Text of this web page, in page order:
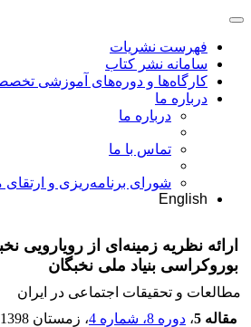
فهرست نشریات
سامانه نشر کتاب
کارگاه‌ها و دوره‌های آموزشی
درباره ما
درباره ما
تماس با ما
شورای برنامه‌ریزی و
English
ارائه نظریه زمینه‌ای از رویارویی
بوروکراسی بنیاد ملی نخبگان
مطالعات و تحقیقات اجتماعی در ایران
مقاله 5
، دوره 8، شماره 4 ، زمستان 1398